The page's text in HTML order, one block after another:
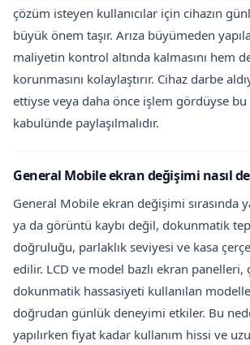
çözüm isteyen kullanıcılar için cihazın
büyük önem taşır. Arıza büyümeden
maliyetin kontrol altında kalmasını hem
korunmasını kolaylaştırır. Cihaz darbe
ettiyse veya daha önce işlem gördüyse
kabulünde paylaşılmalıdır.
General Mobile ekran değişimi nasıl
General Mobile ekran değişimi sırasında
ya da görüntü kaybı değil, dokunmatik
doğruluğu, parlaklık seviyesi ve kasa
edilir. LCD ve model bazlı ekran panelleri,
dokunmatik hassasiyeti kullanılan
doğrudan günlük deneyimi etkiler. Bu
yapılırken fiyat kadar kullanım hissi ve